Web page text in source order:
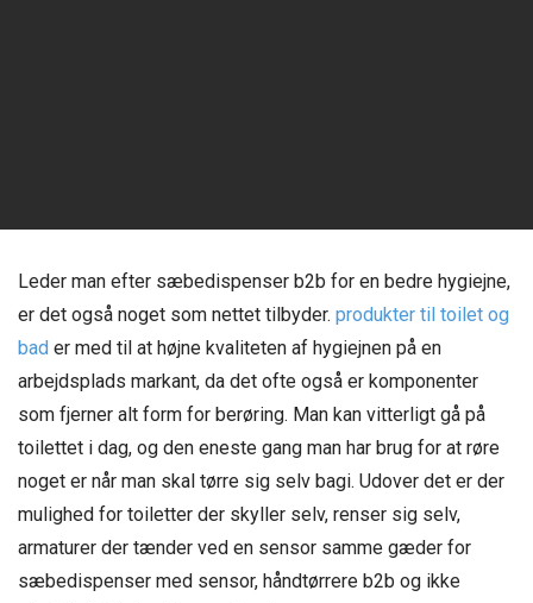
Leder man efter sæbedispenser b2b for en bedre hygiejne,
er det også noget som nettet tilbyder. produkter til toilet og
bad er med til at højne kvaliteten af hygiejnen på en
arbejdsplads markant, da det ofte også er komponenter
som fjerner alt form for berøring. Man kan vitterligt gå på
toilettet i dag, og den eneste gang man har brug for at røre
noget er når man skal tørre sig selv bagi. Udover det er der
mulighed for toiletter der skyller selv, renser sig selv,
armaturer der tænder ved en sensor samme gæder for
sæbedispenser med sensor, håndtørrere b2b og ikke